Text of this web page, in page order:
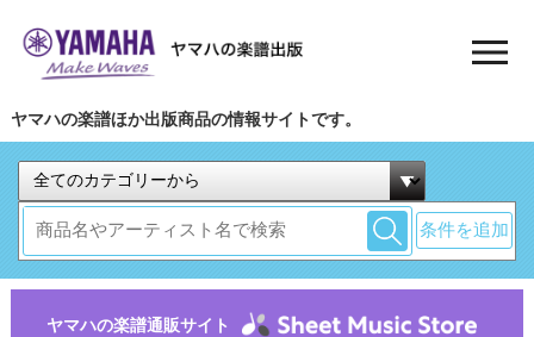
ヤマハの楽譜ほか出版商品の情報サイトです。
条件を追加
ヤマハの楽譜通販サイト